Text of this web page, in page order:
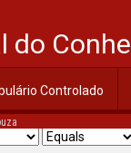
Controlado